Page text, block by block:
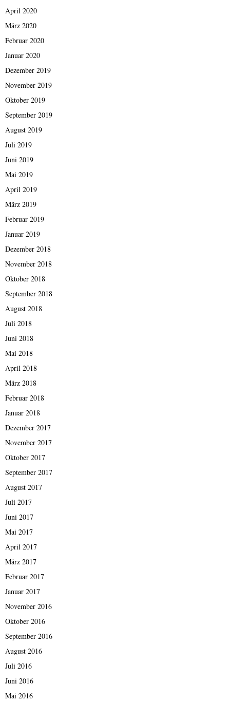
April 2020
März 2020
Februar 2020
Januar 2020
Dezember 2019
November 2019
Oktober 2019
September 2019
August 2019
Juli 2019
Juni 2019
Mai 2019
April 2019
März 2019
Februar 2019
Januar 2019
Dezember 2018
November 2018
Oktober 2018
September 2018
August 2018
Juli 2018
Juni 2018
Mai 2018
April 2018
März 2018
Februar 2018
Januar 2018
Dezember 2017
November 2017
Oktober 2017
September 2017
August 2017
Juli 2017
Juni 2017
Mai 2017
April 2017
März 2017
Februar 2017
Januar 2017
November 2016
Oktober 2016
September 2016
August 2016
Juli 2016
Juni 2016
Mai 2016